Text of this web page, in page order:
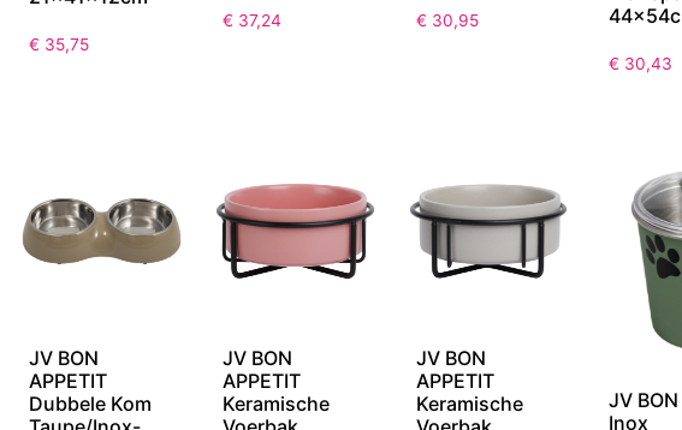
€ 35,75
€ 37,24 € 30,95
€ 30,43
JV BON
APPETIT
Dubbele Kom
JV BON
APPETIT
Keramische
JV BON
APPETIT
Keramische
JV
Inox